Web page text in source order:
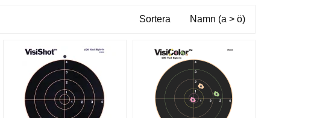
Sortera Namn (a > ö)